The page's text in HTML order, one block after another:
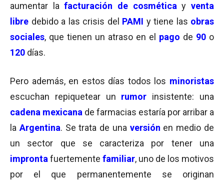
aumentar lafacturación de cosmética yventa
libre debido a las crisis del PAMI y tiene las obras
sociales, que tienen un atraso en el pago de 90 o
120 días.
Pero además, en estos días todos los minoristas
escuchan repiquetear un rumor insistente: una
cadena mexicana de farmacias estaría por arribar a
la Argentina. Se trata de una versión en medio de
un sector que se caracteriza por tener una
impronta fuertemente familiar, uno de los motivos
por el que permanentemente se originan